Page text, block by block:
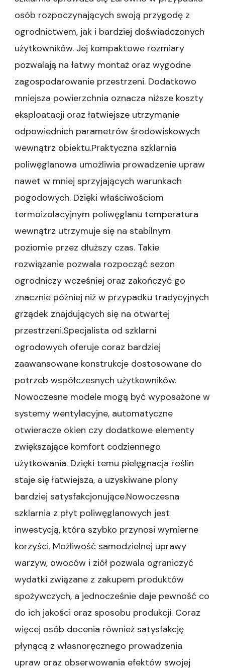
osób rozpoczynających swoją przygodę z
ogrodnictwem, jak i bardziej doświadczonych
użytkowników. Jej kompaktowe rozmiary
pozwalają na łatwy montaż oraz wygodne
zagospodarowanie przestrzeni. Dodatkowo
mniejsza powierzchnia oznacza niższe koszty
eksploatacji oraz łatwiejsze utrzymanie
odpowiednich parametrów środowiskowych
wewnątrz obiektu.Praktyczna szklarnia
poliwęglanowa umożliwia prowadzenie upraw
nawet w mniej sprzyjających warunkach
pogodowych. Dzięki właściwościom
termoizolacyjnym poliwęglanu temperatura
wewnątrz utrzymuje się na stabilnym
poziomie przez dłuższy czas. Takie
rozwiązanie pozwala rozpocząć sezon
ogrodniczy wcześniej oraz zakończyć go
znacznie później niż w przypadku tradycyjnych
grządek znajdujących się na otwartej
przestrzeni.Specjalista od szklarni
ogrodowych oferuje coraz bardziej
zaawansowane konstrukcje dostosowane do
potrzeb współczesnych użytkowników.
Nowoczesne modele mogą być wyposażone w
systemy wentylacyjne, automatyczne
otwieracze okien czy dodatkowe elementy
zwiększające komfort codziennego
użytkowania. Dzięki temu pielęgnacja roślin
staje się łatwiejsza, a uzyskiwane plony
bardziej satysfakcjonujące.Nowoczesna
szklarnia z płyt poliwęglanowych jest
inwestycją, która szybko przynosi wymierne
korzyści. Możliwość samodzielnej uprawy
warzyw, owoców i ziół pozwala ograniczyć
wydatki związane z zakupem produktów
spożywczych, a jednocześnie daje pewność co
do ich jakości oraz sposobu produkcji. Coraz
więcej osób docenia również satysfakcję
płynącą z własnoręcznego prowadzenia
upraw oraz obserwowania efektów swojej